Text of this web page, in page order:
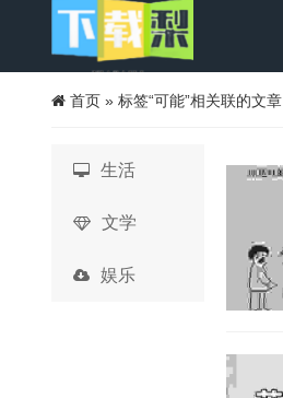
首页 » 标签“可能”相关联的文章
生活
文学
娱乐